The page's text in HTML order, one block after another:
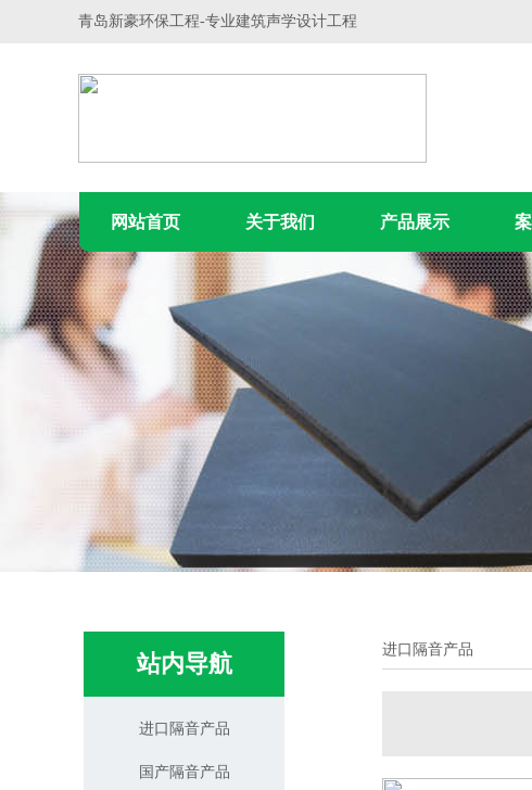
青岛新豪环保工程-专业建筑声学设计工程
网站首页 关于我们 产品展示
站内导航
进口隔音产品
国产隔音产品
进口隔音产品